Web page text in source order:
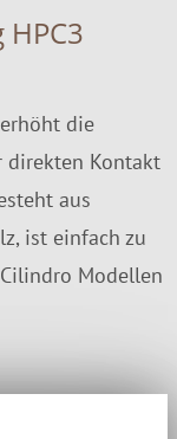
die
direkten Kontakt
aus
ist einfach zu
Modellen